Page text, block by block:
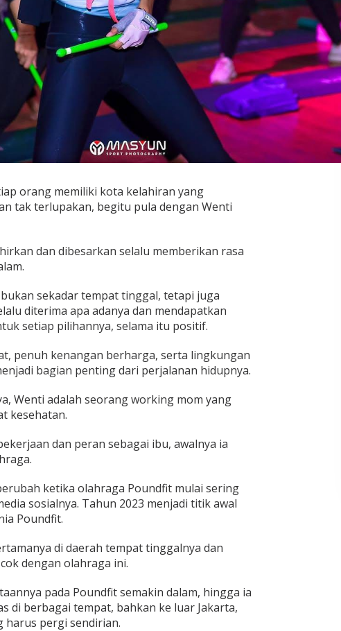
g
K
o
n
s
t
e
orang memiliki kota kelahiran yang
tak terlupakan, begitu pula dengan Wenti
dan dibesarkan selalu memberikan rasa
sekadar tempat tinggal, tetapi juga
diterima apa adanya dan mendapatkan
setiap pilihannya, selama itu positif.
penuh kenangan berharga, serta lingkungan
bagian penting dari perjalanan hidupnya.
Wenti adalah seorang working mom yang
kesehatan.
dan peran sebagai ibu, awalnya ia
ketika olahraga Poundfit mulai sering
sosialnya. Tahun 2023 menjadi titik awal
Poundfit.
di daerah tempat tinggalnya dan
dengan olahraga ini.
pada Poundfit semakin dalam, hingga ia
di berbagai tempat, bahkan ke luar Jakarta,
harus pergi sendirian.